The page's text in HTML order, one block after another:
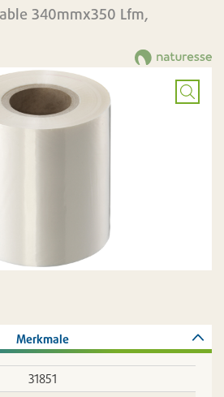
340mmx350 Lfm,
Bild
Merkmale
31851